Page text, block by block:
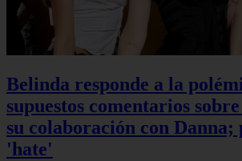
Belinda responde a la
supuestos comentarios
su colaboración con
'hate'